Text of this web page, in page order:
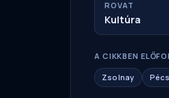
ROVAT
Kultúra
A CIKKBEN
Zsolnay Pécs